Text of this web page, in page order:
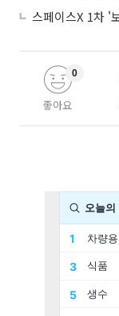
좋아요
0